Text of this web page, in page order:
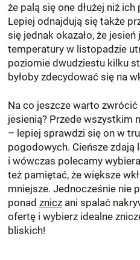
że palą się one dłużej niż
Lepiej odnajdują się także
się jednak okazało, że
temperatury w listopadzie
poziomie dwudziestu kilku
byłoby zdecydować się na
Na co jeszcze warto zwrócić
jesienią? Przede wszystkim
– lepiej sprawdzi się on w
pogodowych. Cieńsze zdają
i wówczas polecamy
też pamiętać, że większe
mniejsze. Jednocześnie nie
ponad znicz ani spalać
ofertę i wybierz idealne
bliskich!